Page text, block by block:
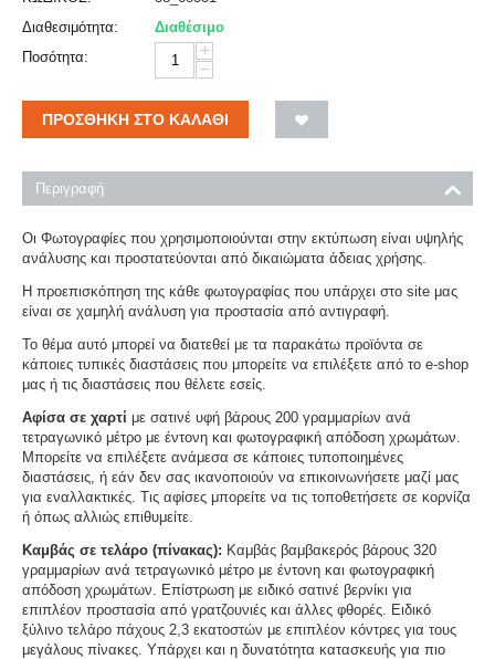
Διαθεσιμότητα:
Διαθέσιμο
Ποσότητα:
+
−
ΠΡΟΣΘΉΚΗ ΣΤΟ ΚΑΛΆΘΙ
Περιγραφή
Οι Φωτογραφίες που χρησιμοποιούνται στην εκτύπωση είναι υψηλής
ανάλυσης και προστατεύονται από δικαιώματα άδειας χρήσης.
Η προεπισκόπηση της κάθε φωτογραφίας που υπάρχει στο site μας
είναι σε χαμηλή ανάλυση για προστασία από αντιγραφή.
Το θέμα αυτό μπορεί να διατεθεί με τα παρακάτω προϊόντα σε
κάποιες τυπικές διαστάσεις που μπορείτε να επιλέξετε από το e-shop
μας ή τις διαστάσεις που θέλετε εσείς.
Αφίσα σε χαρτί με σατινέ υφή βάρους 200 γραμμαρίων ανά
τετραγωνικό μέτρο με έντονη και φωτογραφική απόδοση χρωμάτων.
Μπορείτε να επιλέξετε ανάμεσα σε κάποιες τυποποιημένες
διαστάσεις, ή εάν δεν σας ικανοποιούν να επικοινωνήσετε μαζί μας
για εναλλακτικές. Τις αφίσες μπορείτε να τις τοποθετήσετε σε κορνίζα
ή όπως αλλιώς επιθυμείτε.
Καμβάς σε τελάρο (πίνακας): Καμβάς βαμβακερός βάρους 320
γραμμαρίων ανά τετραγωνικό μέτρο με έντονη και φωτογραφική
απόδοση χρωμάτων. Επίστρωση με ειδικό σατινέ βερνίκι για
επιπλέον προστασία από γρατζουνιές και άλλες φθορές. Ειδικό
ξύλινο τελάρο πάχους 2,3 εκατοστών με επιπλέον κόντρες για τους
μεγάλους πίνακες. Υπάρχει και η δυνατότητα κατασκευής για πιο